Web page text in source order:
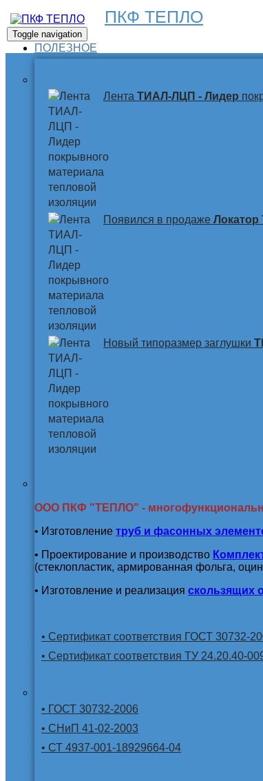
ПКФ ТЕПЛО
Toggle navigation
ПОЛЕЗНОЕ
Лента ТИАЛ-ЛЦП - Лидер
Появился в продаже
Новый типоразмер заглушки
ООО ПКФ "ТЕПЛО" -
• Изготовление труб и фасонных
• Проектирование и производство
(стеклопластик, армированная фольга,
• Изготовление и реализация скользящих
• Сертификат соответствия ГОСТ 30732-
• Сертификат соответствия ТУ 24.20.40-
• ГОСТ 30732-2006
• СНиП 41-02-2003
• СТ 4937-001-18929664-04